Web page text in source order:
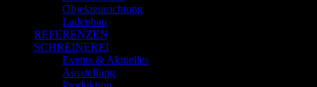
Objekteinrichtung
Ladenbau
REFERENZEN
SCHREINEREI
Events & Aktuelles
Ausstellung